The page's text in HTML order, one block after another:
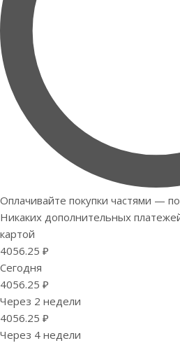
Оплачивайте покупки частями —
Никаких дополнительных
картой
4056.25 ₽
Сегодня
4056.25 ₽
Через 2 недели
4056.25 ₽
Через 4 недели